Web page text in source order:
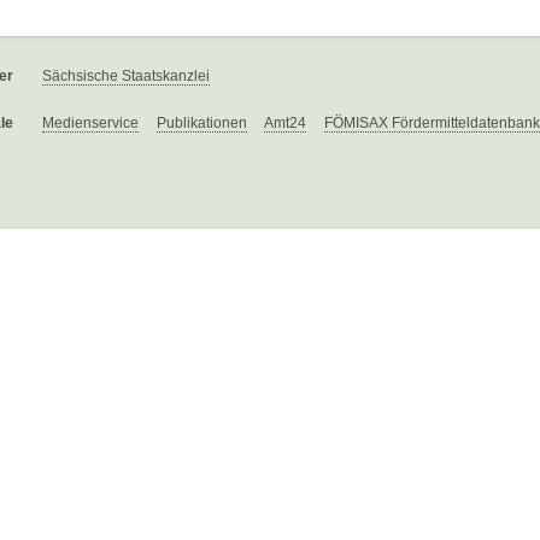
Sächsische Staatskanzlei
Medienservice Publikationen Amt24 FÖMISAX Fördermitteldatenbank